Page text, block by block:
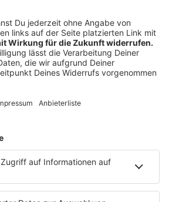
anzusehen.
Informationen
Akzeptieren
Platform
- Better Me (Official Music